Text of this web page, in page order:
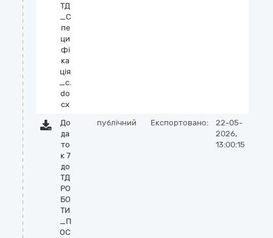
ТД
_С
пе
ци
фі
ка
ція
_с.
do
cx
До
да
то
к 7
до
ТД
РО
БО
ТИ
_П
ОС
публічний Експортовано:
22-05-
2026,
13:00:15